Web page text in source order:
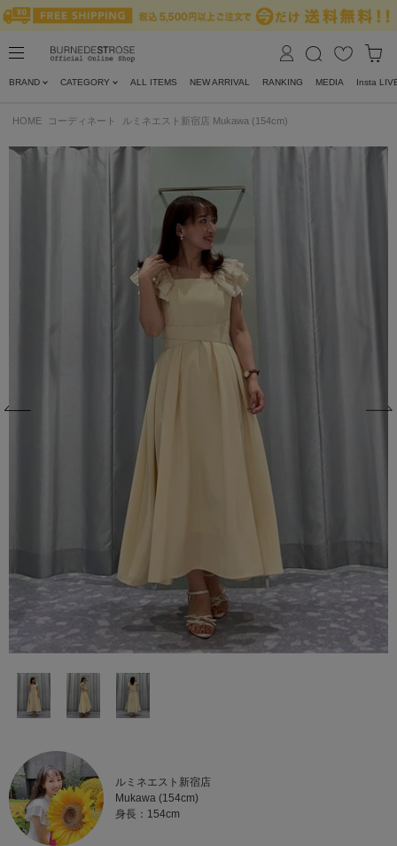
BRAND CATEGORY ALL ITEMS NEW ARRIVAL RANKING MEDIA Insta
HOME コーディネート ルミネエスト新宿店 Mukawa (154cm)
ルミネエスト新宿店
Mukawa (154cm)
身長：154cm